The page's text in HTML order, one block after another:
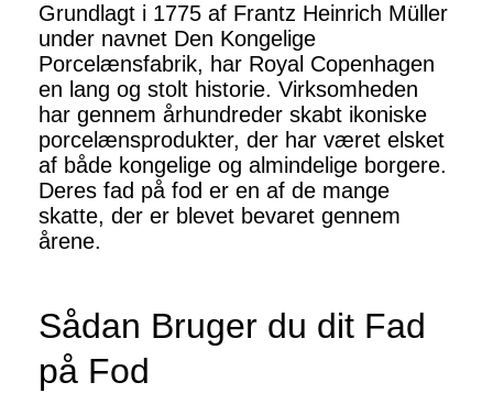
Grundlagt i 1775 af Frantz Heinrich Müller
under navnet Den Kongelige
Porcelænsfabrik, har Royal Copenhagen
en lang og stolt historie. Virksomheden
har gennem århundreder skabt ikoniske
porcelænsprodukter, der har været elsket
af både kongelige og almindelige borgere.
Deres fad på fod er en af de mange
skatte, der er blevet bevaret gennem
årene.
Sådan Bruger du dit Fad
på Fod